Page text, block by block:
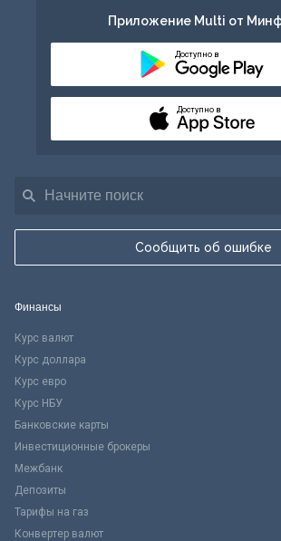
Сообщить об ошибке
Приложение Multi от
Доступно в
Доступно в
Финансы
Курс валют
Курс доллара
Курс евро
Курс НБУ
Банковские карты
Инвестиционные брокеры
Межбанк
Депозиты
Тарифы на газ
Конвертер валют